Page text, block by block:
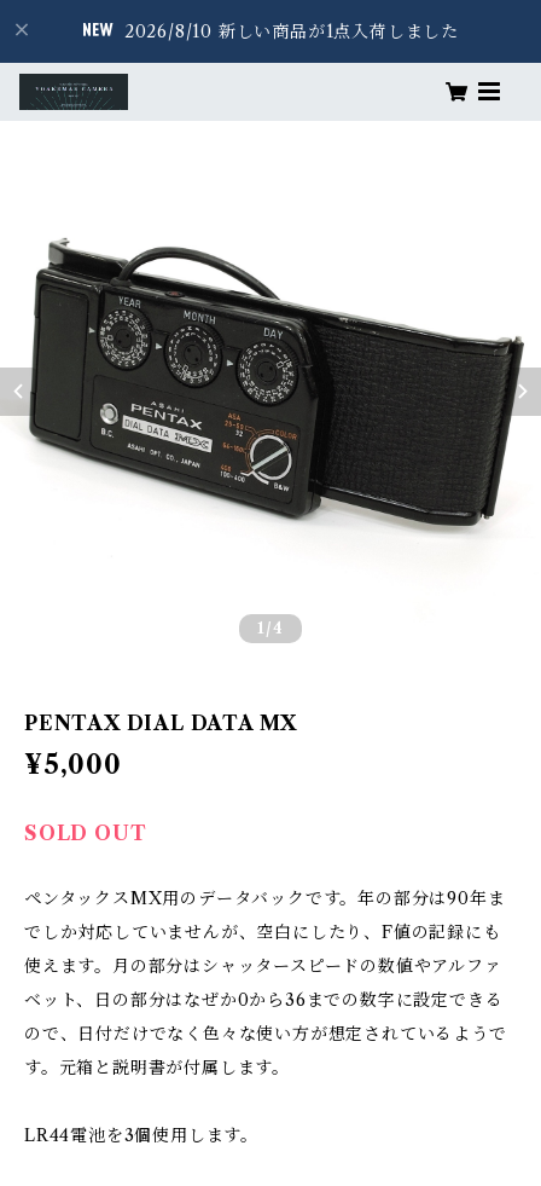
2026/8/10 新しい商品が1点入荷しました
1 /4
PENTAX DIAL DATA MX
¥5,000
SOLD OUT
ペンタックスMX用のデータバックです。年の部分は90年ま
でしか対応していませんが、空白にしたり、F値の記録にも
使えます。月の部分はシャッタースピードの数値やアルファ
ベット、日の部分はなぜか0から36までの数字に設定できる
ので、日付だけでなく色々な使い方が想定されているようで
す。元箱と説明書が付属します。
LR44電池を3個使用します。